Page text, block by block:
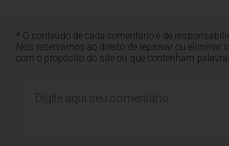
* O conteúdo de cada comentário é de
Nos reservamos ao direito de reprovar ou eliminar
com o propósito do site ou que contenham